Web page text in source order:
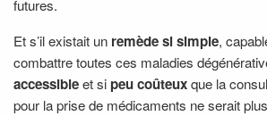
futures.
Et s’il existait un remède si simple,
combattre toutes ces maladies
accessibleet sipeu coûteuxque la
pour la prise de médicaments ne serait